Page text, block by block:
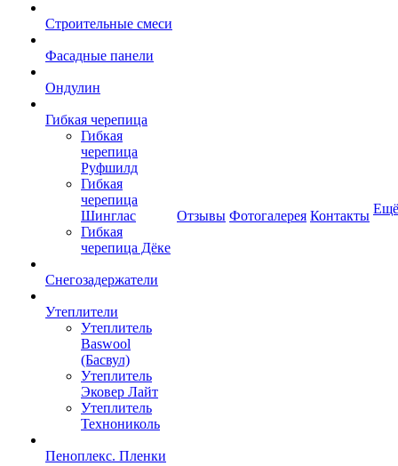
Строительные смеси
Фасадные панели
Ондулин
Гибкая черепица
Гибкая
черепица
Руфшилд
Гибкая
черепица
Шинглас
Гибкая
черепица Дёке
Снегозадержатели
Утеплители
Утеплитель
Baswool
(Басвул)
Утеплитель
Эковер Лайт
Утеплитель
Технониколь
Пеноплекс. Пленки
Отзывы Фотогалерея Контакты Ещё